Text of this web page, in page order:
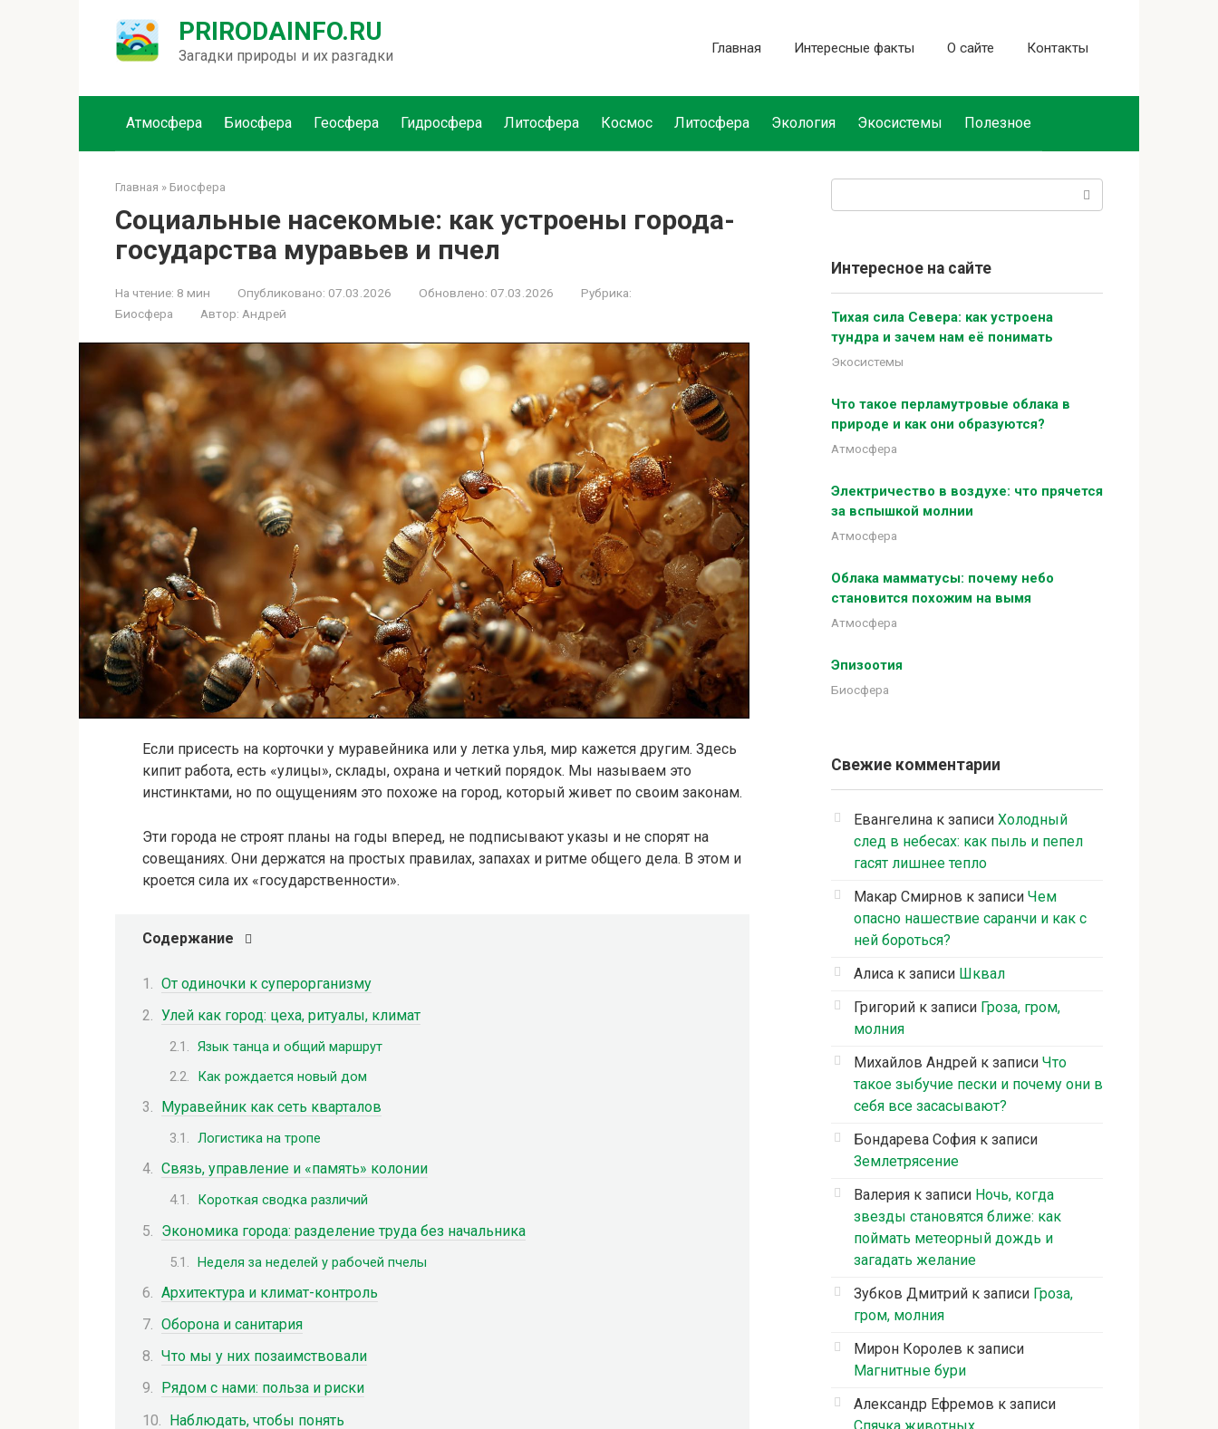
PRIRODAINFO.RU
Загадки природы и их разгадки Главная Интересные факты О сайте Контакты
Атмосфера Биосфера Геосфера Гидросфера Литосфера Космос Литосфера Экология Экосистемы Полезное
Главная » Биосфера
Социальные насекомые: как устроены города-
государства муравьев и пчел
На чтение: 8 мин Опубликовано: 07.03.2026 Обновлено: 07.03.2026
Рубрика:
Биосфера
Автор: Андрей
Если присесть на корточки у муравейника или у летка улья, мир кажется другим. Здесь
кипит работа, есть «улицы», склады, охрана и четкий порядок. Мы называем это
инстинктами, но по ощущениям это похоже на город, который живет по своим законам.
Эти города не строят планы на годы вперед, не подписывают указы и не спорят на
совещаниях. Они держатся на простых правилах, запахах и ритме общего дела. В этом и
кроется сила их «государственности».
Содержание
От одиночки к суперорганизму
Улей как город: цеха, ритуалы, климат
Язык танца и общий маршрут
Как рождается новый дом
Муравейник как сеть кварталов
Логистика на тропе
Связь, управление и «память» колонии
Короткая сводка различий
Экономика города: разделение труда без начальника
Неделя за неделей у рабочей пчелы
Архитектура и климат-контроль
Оборона и санитария
Что мы у них позаимствовали
Рядом с нами: польза и риски
Наблюдать, чтобы понять
Интересное на сайте
Тихая сила Севера: как устроена
тундра и зачем нам её понимать
Экосистемы
Что такое перламутровые облака в
природе и как они образуются?
Атмосфера
Электричество в воздухе: что прячется
за вспышкой молнии
Атмосфера
Облака мамматусы: почему небо
становится похожим на вымя
Атмосфера
Эпизоотия
Биосфера
Свежие комментарии
Евангелина к записи Холодный
след в небесах: как пыль и пепел
гасят лишнее тепло
Макар Смирнов к записи Чем
опасно нашествие саранчи и как с
ней бороться?
Алиса к записи Шквал
Григорий к записи Гроза, гром,
молния
Михайлов Андрей к записи Что
такое зыбучие пески и почему они в
себя все засасывают?
Бондарева София к записи
Землетрясение
Валерия к записи Ночь, когда
звезды становятся ближе: как
поймать метеорный дождь и
загадать желание
Зубков Дмитрий к записи Гроза,
гром, молния
Мирон Королев к записи
Магнитные бури
Александр Ефремов к записи